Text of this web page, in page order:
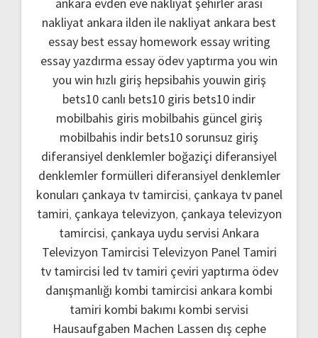
nakliyat ankara ilden ile nakliyat ankara best
essay best essay homework essay writing
essay yazdırma essay ödev yaptırma you win
you win hızlı giriş hepsibahis youwin giriş
bets10 canlı bets10 giris bets10 indir
mobilbahis giris mobilbahis güncel giriş
mobilbahis indir bets10 sorunsuz giriş
diferansiyel denklemler boğaziçi diferansiyel
denklemler formülleri diferansiyel denklemler
konuları çankaya tv tamircisi, çankaya tv panel
tamiri, çankaya televizyon, çankaya televizyon
tamircisi, çankaya uydu servisi Ankara
Televizyon Tamircisi Televizyon Panel Tamiri
tv tamircisi led tv tamiri çeviri yaptırma ödev
danışmanlığı kombi tamircisi ankara kombi
tamiri kombi bakımı kombi servisi
Hausaufgaben Machen Lassen dış cephe